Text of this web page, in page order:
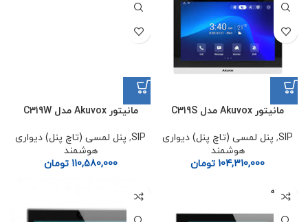
مانیتور Akuvox مدل C319S
SIP
, پنل لمسی (تاچ پنل) دیواری
هوشمند
104,310,000 تومان
مانیتور Akuvox مدل C319W
SIP
, پنل لمسی (تاچ پنل) دیواری
هوشمند
110,580,000 تومان
فروخته
شده